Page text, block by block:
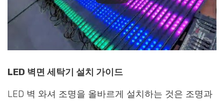
LED 벽면 세탁기 설치 가이드
LED 벽 와셔 조명을 올바르게 설치하는 것은 조명과